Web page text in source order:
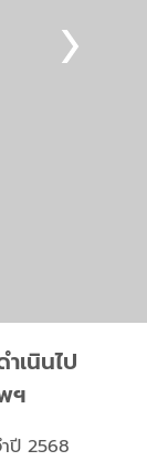
เนินไป
ฯ
ปี 2568